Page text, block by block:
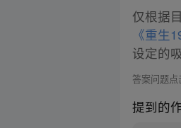
仅根据
《重生
设定的
答案问题
提到的